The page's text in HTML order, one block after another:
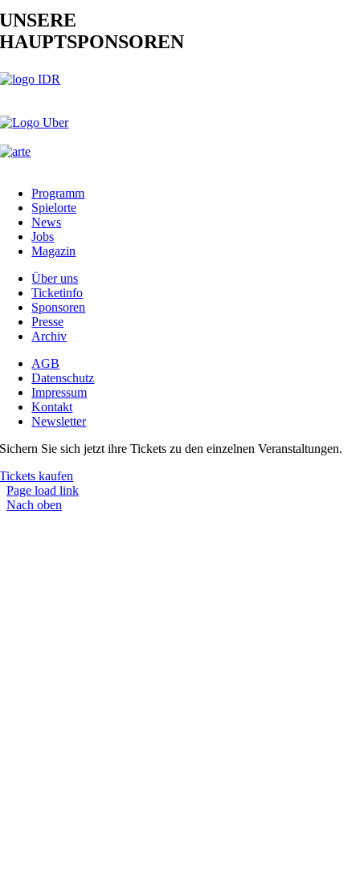
UNSERE
HAUPTSPONSOREN
Programm
Spielorte
News
Jobs
Magazin
Über uns
Ticketinfo
Sponsoren
Presse
Archiv
AGB
Datenschutz
Impressum
Kontakt
Newsletter
Sichern Sie sich jetzt ihre Tickets zu den einzelnen Veranstaltungen.
Tickets kaufen
Page load link
Nach oben